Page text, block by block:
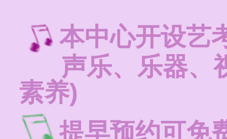
本中心开设艺
声乐、乐器、
素养)
提早预约可免